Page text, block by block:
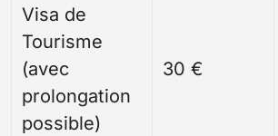
Visa de
Tourisme
(avec
prolongation
possible)
30 €